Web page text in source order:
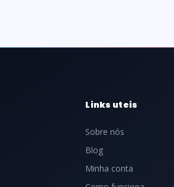
Links uteis
Sobre nós
Blog
Minha conta